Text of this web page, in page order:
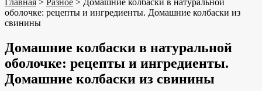
Главная > Разное > Домашние колбаски в натуральной
оболочке: рецепты и ингредиенты. Домашние колбаски из
свинины
Домашние колбаски в натуральной
оболочке: рецепты и ингредиенты.
Домашние колбаски из свинины